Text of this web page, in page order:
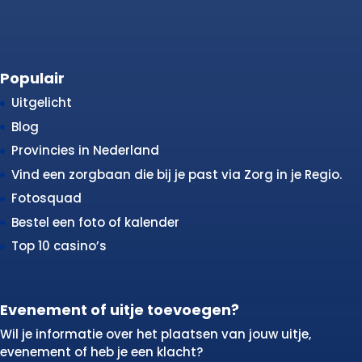
Populair
Uitgelicht
Blog
Provincies in Nederland
Vind een zorgbaan die bij je past via Zorg in je Regio.
Fotosquad
Bestel een foto of kalender
Top 10 casino’s
Evenement of uitje toevoegen?
Wil je informatie over het plaatsen van jouw uitje,
evenement of heb je een klacht?